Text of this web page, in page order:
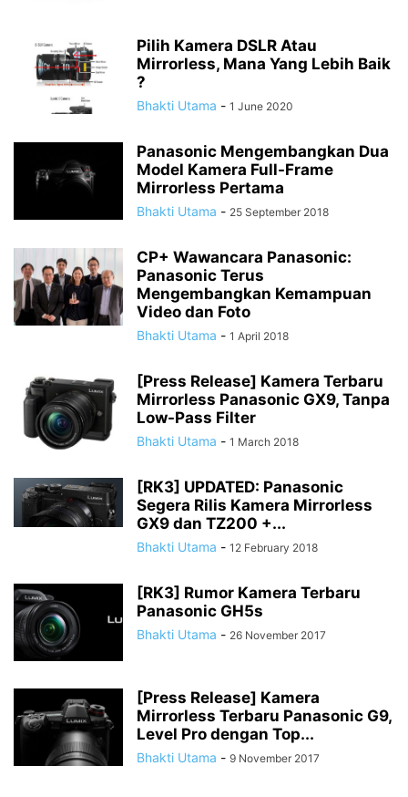
Pilih Kamera DSLR Atau
Mirrorless, Mana Yang Lebih Baik
?
Bhakti Utama - 1 June 2020
Panasonic Mengembangkan Dua
Model Kamera Full-Frame
Mirrorless Pertama
Bhakti Utama - 25 September 2018
CP+ Wawancara Panasonic:
Panasonic Terus
Mengembangkan Kemampuan
Video dan Foto
Bhakti Utama - 1 April 2018
[Press Release] Kamera Terbaru
Mirrorless Panasonic GX9, Tanpa
Low-Pass Filter
Bhakti Utama - 1 March 2018
[RK3] UPDATED: Panasonic
Segera Rilis Kamera Mirrorless
GX9 dan TZ200 +...
Bhakti Utama - 12 February 2018
[RK3] Rumor Kamera Terbaru
Panasonic GH5s
Bhakti Utama - 26 November 2017
[Press Release] Kamera
Mirrorless Terbaru Panasonic G9,
Level Pro dengan Top...
Bhakti Utama - 9 November 2017